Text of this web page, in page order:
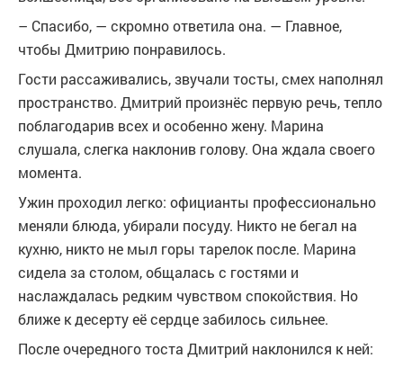
– Спасибо, — скромно ответила она. — Главное,
чтобы Дмитрию понравилось.
Гости рассаживались, звучали тосты, смех наполнял
пространство. Дмитрий произнёс первую речь, тепло
поблагодарив всех и особенно жену. Марина
слушала, слегка наклонив голову. Она ждала своего
момента.
Ужин проходил легко: официанты профессионально
меняли блюда, убирали посуду. Никто не бегал на
кухню, никто не мыл горы тарелок после. Марина
сидела за столом, общалась с гостями и
наслаждалась редким чувством спокойствия. Но
ближе к десерту её сердце забилось сильнее.
После очередного тоста Дмитрий наклонился к ней: